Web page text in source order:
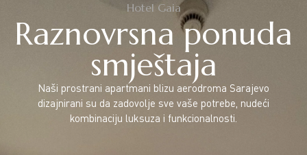
Hotel Gaia
Raznovrsna ponuda
smještaja
Naši prostrani apartmani blizu aerodroma Sarajevo
dizajnirani su da zadovolje sve vaše potrebe, nudeći
kombinaciju luksuza i funkcionalnosti.